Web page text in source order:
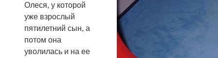
Олеся, у которой
уже взрослый
пятилетний сын, а
потом она
уволилась и на ее